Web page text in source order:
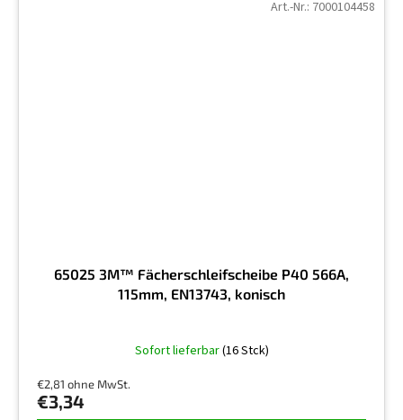
65025 3M™ Fächerschleifscheibe P40 566A,
115mm, EN13743, konisch
Die
durchschnittliche
Sofort lieferbar(16 Stck)
€2,81 ohne MwSt.
€3,34
Art.-Nr.: 7000104458